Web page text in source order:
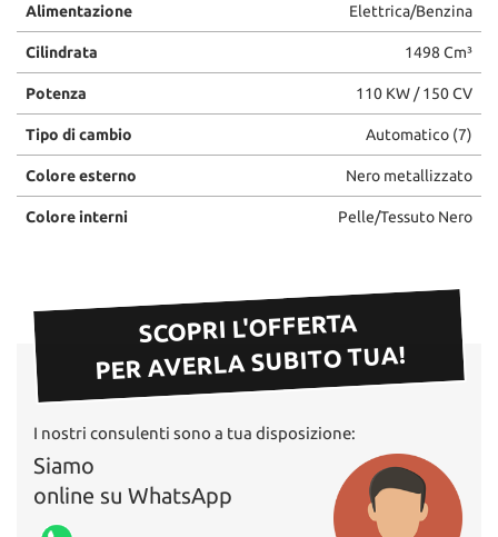
Alimentazione Elettrica/Benzina
Cilindrata 1498 Cm³
Potenza 110 KW / 150 CV
Tipo di cambio Automatico (7)
Colore esterno Nero metallizzato
Colore interni Pelle/Tessuto Nero
SCOPRI L'OFFERTA
PER AVERLA SUBITO TUA!
I nostri consulenti sono a tua disposizione:
Siamo
online su WhatsApp